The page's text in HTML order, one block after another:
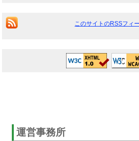
このサイトのRSSフィ
運営事務所